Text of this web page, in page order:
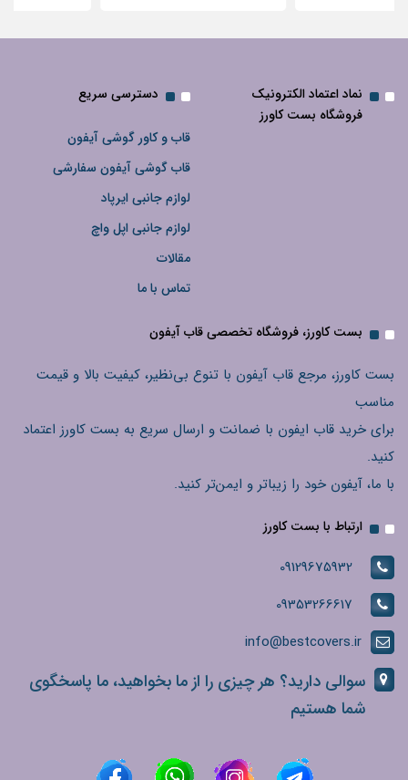
نماد اعتماد الکترونیک
فروشگاه بست کاورز
دسترسی سریع
قاب و کاور گوشی آیفون
قاب گوشی آیفون سفارشی
لوازم جانبی ایرپاد
لوازم جانبی اپل واچ
مقالات
تماس با ما
بست کاورز، فروشگاه تخصصی قاب آیفون
بست کاورز، مرجع قاب آیفون با تنوع بی‌نظیر، کیفیت بالا و قیمت
مناسب
برای خرید قاب ایفون با ضمانت و ارسال سریع به بست کاورز اعتماد
کنید.
با ما، آیفون خود را زیباتر و ایمن‌تر کنید.
ارتباط با بست کاورز
09129675932
09353266617
info@bestcovers.ir
سوالی دارید؟ هر چیزی را از ما بخواهید، ما پاسخگوی
شما هستیم